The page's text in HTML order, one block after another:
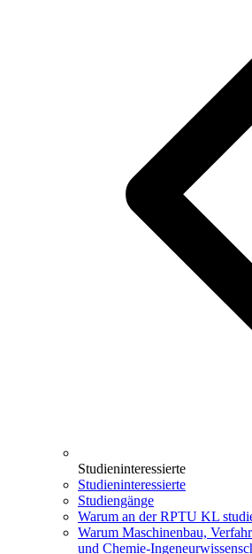
Studieninteressierte
Studieninteressierte
Studiengänge
Warum an der RPTU KL
Warum Maschinenbau,
und Chemie-